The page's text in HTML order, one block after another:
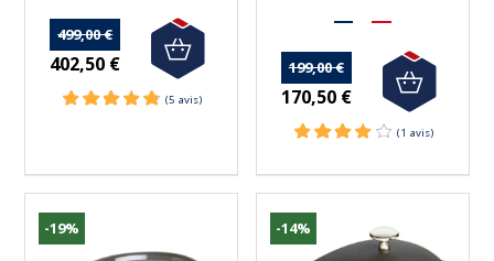
de cuisine.
499,00 €
402,50 € 199,00 €
170,50 €
-19% -14%